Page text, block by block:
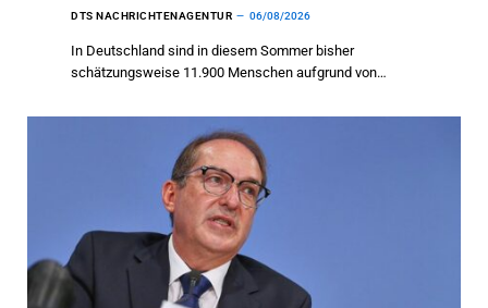
DTS NACHRICHTENAGENTUR 06/08/2026
In Deutschland sind in diesem Sommer bisher
schätzungsweise 11.900 Menschen aufgrund von…